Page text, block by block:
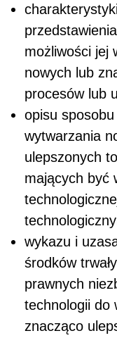
możliwości jej
nowych lub
procesów lub
opisu
wytwarzania
ulepszonych
mających być
wykazu i
środków
prawnych
technologii do
znacząco